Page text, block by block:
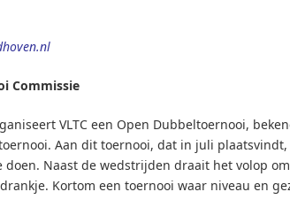
Commissie
VLTC een Open Dubbeltoernooi,
Aan dit toernooi, dat in juli
doen. Naast de wedstrijden draait het volop
Kortom een toernooi waar niveau en